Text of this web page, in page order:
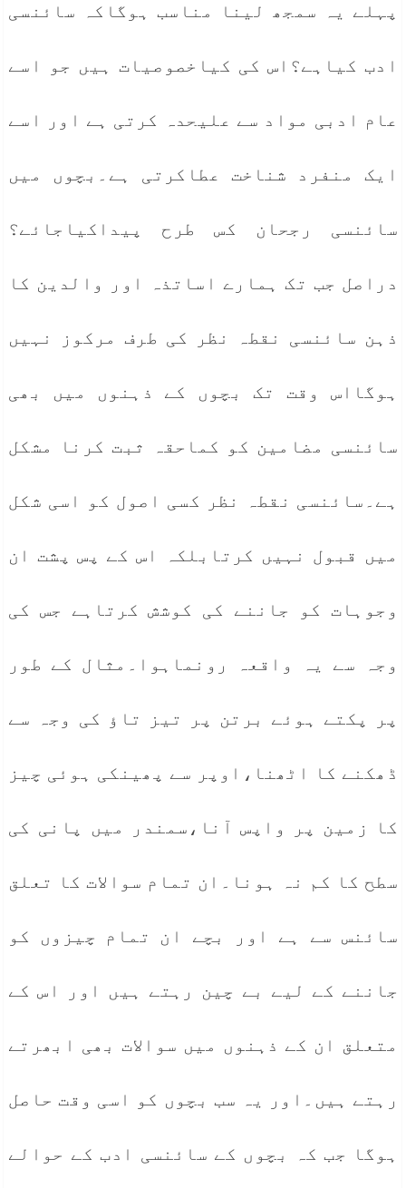
پہلے یہ سمجھ لینا مناسب ہوگاکہ سائنسی
ادب کیاہے؟اس کی کیاخصوصیات ہیں جو اسے
عام ادبی مواد سے علیحدہ کرتی ہے اور اسے
ایک منفرد شناخت عطاکرتی ہے۔بچوں میں
سائنسی رجحان کس طرح پیداکیاجائے؟
دراصل جب تک ہمارے اساتذہ اور والدین کا
ذہن سائنسی نقطہ نظر کی طرف مرکوز نہیں
ہوگااس وقت تک بچوں کے ذہنوں میں بھی
سائنسی مضامین کو کماحقہ ثبت کرنا مشکل
ہے۔سائنسی نقطہ نظر کسی اصول کو اسی شکل
میں قبول نہیں کرتابلکہ اس کے پس پشت ان
وجوہات کو جاننے کی کوشش کرتاہے جس کی
وجہ سے یہ واقعہ رونماہوا۔مثال کے طور
پر پکتے ہوئے برتن پر تیز تاؤ کی وجہ سے
ڈھکنے کا اٹھنا،اوپر سے پھینکی ہوئی چیز
کا زمین پر واپس آنا،سمندر میں پانی کی
سطح کا کم نہ ہونا۔ان تمام سوالات کا تعلق
سائنس سے ہے اور بچے ان تمام چیزوں کو
جاننے کے لیے بے چین رہتے ہیں اور اس کے
متعلق ان کے ذہنوں میں سوالات بھی ابھرتے
رہتے ہیں۔اور یہ سب بچوں کو اسی وقت حاصل
ہوگا جب کہ بچوں کے سائنسی ادب کے حوالے